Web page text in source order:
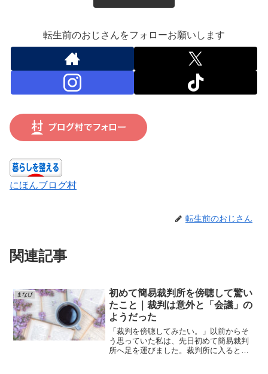
転生前のおじさんをフォローお願いします
にほんブログ村
転生前のおじさん
関連記事
まなび
初めて簡易裁判所を傍聴して驚い
たこと｜裁判は意外と「会議」の
ようだった
「裁判を傍聴してみたい。」以前からそ
う思っていた私は、先日初めて簡易裁判
所へ足を運びました。裁判所に入ると、1